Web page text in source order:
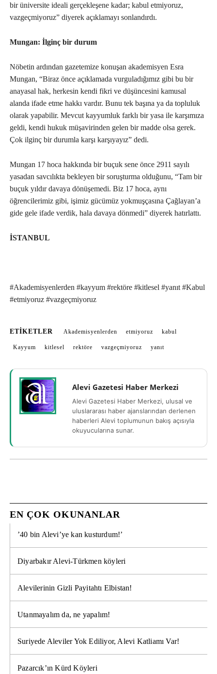
bir üniversite ideali gerçekleşene kadar; kabul etmiyoruz,
vazgeçmiyoruz” diyerek açıklamayı sonlandırdı.
Mungan: İlginç bir durum
Nöbetin ardından gazetemize konuşan akademisyen Esra
Mungan, “Biraz önce açıklamada vurguladığımız gibi bu bir
anayasal hak, herkesin kendi fikri ve düşüncesini kamusal
alanda ifade etme hakkı vardır. Bunu tek başına ya da topluluk
olarak yapabilir. Mevcut kayyumluk farklı bir yasa ile karşımıza
geldi, kendi hukuk müşavirinden gelen bir madde olsa gerek.
Çok ilginç bir durumla karşı karşıyayız” dedi.
Mungan 17 hoca hakkında bir buçuk sene önce 2911 sayılı
yasadan savcılıkta bekleyen bir soruşturma olduğunu, “Tam bir
buçuk yıldır davaya dönüşemedi. Biz 17 hoca, aynı
öğrencilerimiz gibi, işimiz gücümüz yokmuşçasına Çağlayan’a
gide gele ifade verdik, hala davaya dönmedi” diyerek hatırlattı.
İSTANBUL
#Akademisyenlerden #kayyum #rektöre #kitlesel #yanıt #Kabul
#etmiyoruz #vazgeçmiyoruz
ETIKETLER Akademisyenlerden etmiyoruz kabul
Kayyum kitlesel rektöre vazgeçmiyoruz yanıt
Alevi Gazetesi Haber Merkezi
Alevi Gazetesi Haber Merkezi, ulusal ve
uluslararası haber ajanslarından derlenen
haberleri Alevi toplumunun bakış açısıyla
okuyucularına sunar.
EN ÇOK OKUNANLAR
’40 bin Alevi’ye kan kusturdum!’
Diyarbakır Alevi-Türkmen köyleri
Alevilerinin Gizli Payitahtı Elbistan!
Utanmayalım da, ne yapalım!
Suriyede Aleviler Yok Ediliyor, Alevi Katliamı Var!
Pazarcık’ın Kürd Köyleri